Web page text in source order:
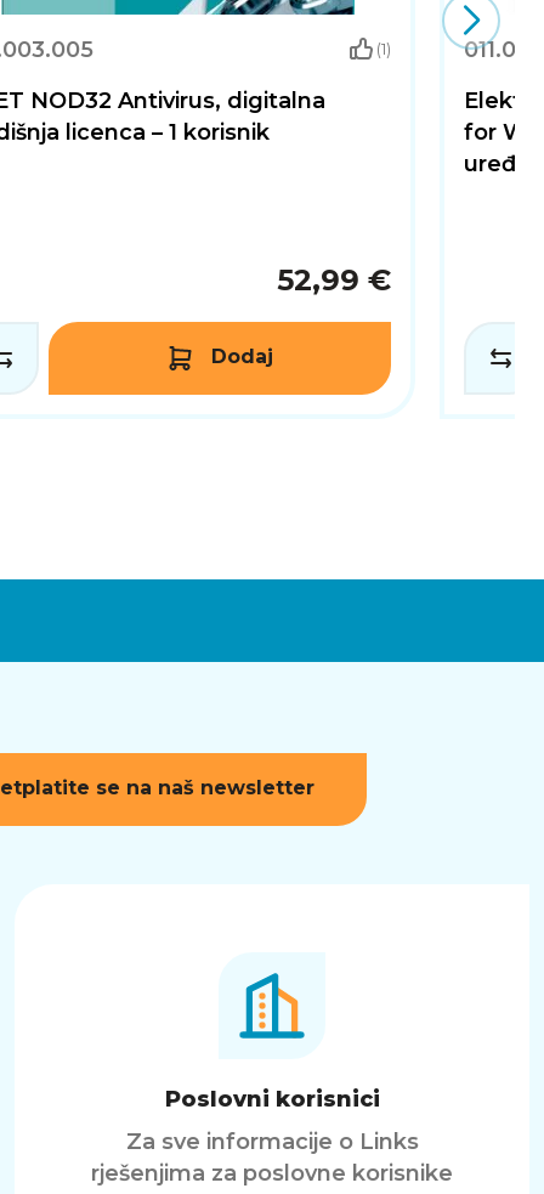
(1)
NOD32 Antivirus, digitalna
licenca – 1 korisnik
52,99 €
Dodaj
for
uređaj
se na naš newsletter
Poslovni korisnici
Za sve informacije o Links
rješenjima za poslovne korisnike